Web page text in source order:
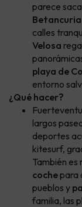
parece
Betancuria
calles
Velosa
playa de
entorno
¿Qué hacer?
largos
deportes
kitesurf,
También es
cochepara
pueblos y
familia, las